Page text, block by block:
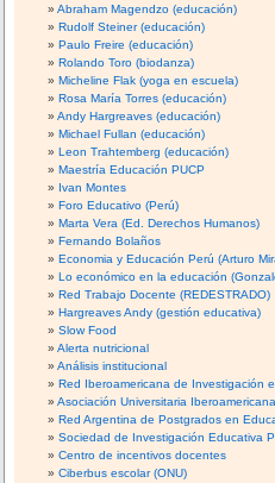
Abraham Magendzo (educación)
Rudolf Steiner (educación)
Paulo Freire (educación)
Rolando Toro (biodanza)
Micheline Flak (yoga en escuela)
Rosa María Torres (educación)
Andy Hargreaves (educación)
Michael Fullan (educación)
Leon Trahtemberg (educación)
Maestría Educación PUCP
Ivan Montes
Foro Educativo (Perú)
Marta Vera (Ed. Derechos Humanos)
Fernando Bolaños
Economia y Educación Perú (Arturo
Lo económico en la educación
Red Trabajo Docente (REDESTRADO)
Hargreaves Andy (gestión educativa)
Slow Food
Alerta nutricional
Análisis institucional
Red Iberoamericana de Investigación
Asociación Universitaria
Red Argentina de Postgrados en
Sociedad de Investigación Educativa
Centro de incentivos docentes
Ciberbus escolar (ONU)